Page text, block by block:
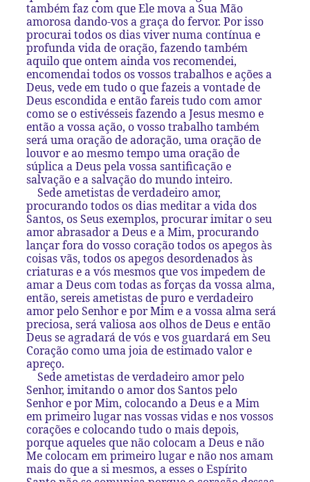
também faz com que Ele mova a Sua Mão
amorosa dando-vos a graça do fervor. Por isso
procurai todos os dias viver numa contínua e
profunda vida de oração, fazendo também
aquilo que ontem ainda vos recomendei,
encomendai todos os vossos trabalhos e ações a
Deus, vede em tudo o que fazeis a vontade de
Deus escondida e então fareis tudo com amor
como se o estivésseis fazendo a Jesus mesmo e
então a vossa ação, o vosso trabalho também
será uma oração de adoração, uma oração de
louvor e ao mesmo tempo uma oração de
súplica a Deus pela vossa santificação e
salvação e a salvação do mundo inteiro.
Sede ametistas de verdadeiro amor,
procurando todos os dias meditar a vida dos
Santos, os Seus exemplos, procurar imitar o seu
amor abrasador a Deus e a Mim, procurando
lançar fora do vosso coração todos os apegos às
coisas vãs, todos os apegos desordenados às
criaturas e a vós mesmos que vos impedem de
amar a Deus com todas as forças da vossa alma,
então, sereis ametistas de puro e verdadeiro
amor pelo Senhor e por Mim e a vossa alma será
preciosa, será valiosa aos olhos de Deus e então
Deus se agradará de vós e vos guardará em Seu
Coração como uma joia de estimado valor e
apreço.
Sede ametistas de verdadeiro amor pelo
Senhor, imitando o amor dos Santos pelo
Senhor e por Mim, colocando a Deus e a Mim
em primeiro lugar nas vossas vidas e nos vossos
corações e colocando tudo o mais depois,
porque aqueles que não colocam a Deus e não
Me colocam em primeiro lugar e não nos amam
mais do que a si mesmos, a esses o Espírito